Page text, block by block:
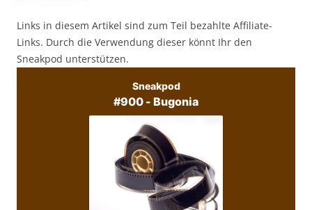
Links in diesem Artikel sind zum Teil bezahlte Affiliate-
Links. Durch die Verwendung dieser könnt Ihr den
Sneakpod unterstützen.